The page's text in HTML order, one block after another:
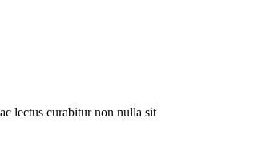
lectus curabitur non nulla sit